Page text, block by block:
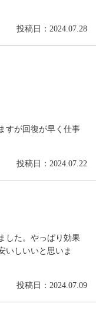
投稿日：2024.07.28
すが回復が早く仕事
投稿日：2024.07.22
した。やっぱり効果
いしいいと思いま
投稿日：2024.07.09